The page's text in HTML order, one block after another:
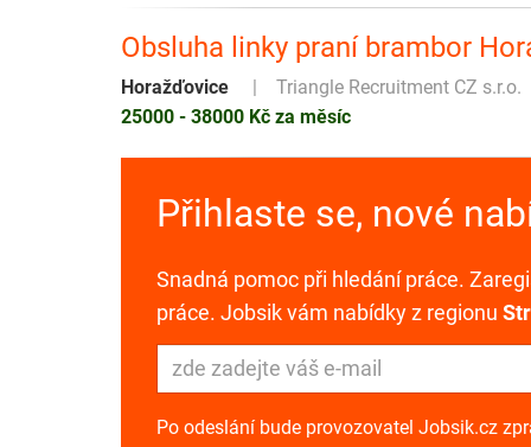
Obsluha linky praní brambor
Horažďovice
Triangle Recruitment CZ s.r.o.
25000 - 38000 Kč za měsíc
Přihlaste se, nové
Snadná pomoc při hledání práce.
práce. Jobsik vám nabídky z regionu
Po odeslání bude provozovatel Jobsik.cz